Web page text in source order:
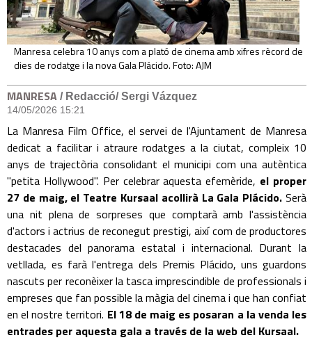
Manresa celebra 10 anys com a plató de cinema amb xifres rècord de
dies de rodatge i la nova Gala Plácido. Foto: AJM
MANRESA / Redacció/ Sergi Vázquez
14/05/2026 15:21
La Manresa Film Office, el servei de l'Ajuntament de Manresa
dedicat a facilitar i atraure rodatges a la ciutat, compleix 10
anys de trajectòria consolidant el municipi com una autèntica
"petita Hollywood". Per celebrar aquesta efemèride, el proper
27 de maig, el Teatre Kursaal acollirà La Gala Plácido. Serà
una nit plena de sorpreses que comptarà amb l'assistència
d'actors i actrius de reconegut prestigi, així com de productores
destacades del panorama estatal i internacional. Durant la
vetllada, es farà l'entrega dels Premis Plácido, uns guardons
nascuts per reconèixer la tasca imprescindible de professionals i
empreses que fan possible la màgia del cinema i que han confiat
en el nostre territori. El 18 de maig es posaran a la venda les
entrades per aquesta gala a través de la web del Kursaal.